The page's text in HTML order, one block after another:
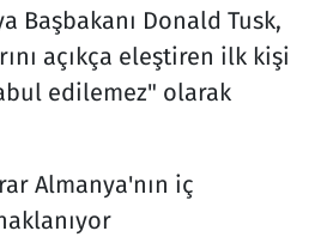
Başbakanı Donald Tusk,
açıkça eleştiren ilk kişi
edilemez" olarak
Almanya'nın iç